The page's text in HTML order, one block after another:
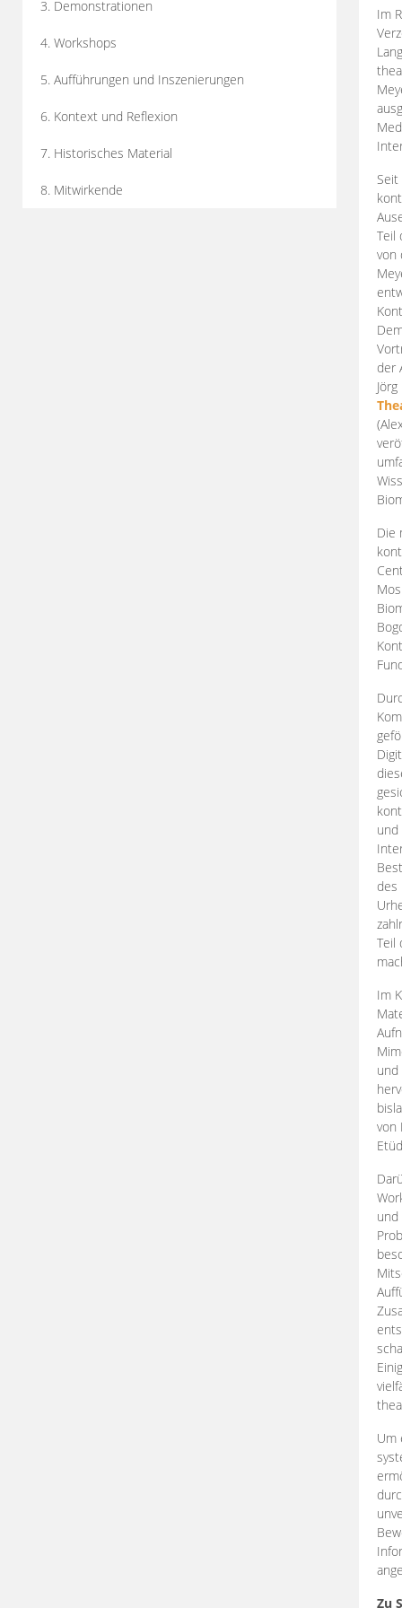
3. Demonstrationen
4. Workshops
5. Aufführungen und Inszenierungen
6. Kontext und Reflexion
7. Historisches Material
8. Mitwirkende
Im
Teil
von
der
Die
des
Teil
Im
und
von
und
Um
Zu